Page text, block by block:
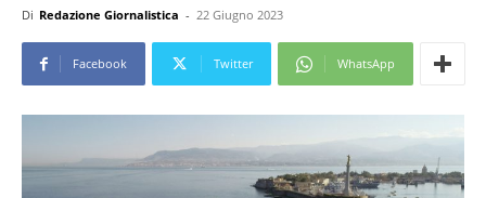
Di Redazione Giornalistica - 22 Giugno 2023
Facebook Twitter WhatsApp